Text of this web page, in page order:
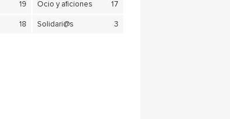
19 Ocio y aficiones 17
18 Solidari@s 3